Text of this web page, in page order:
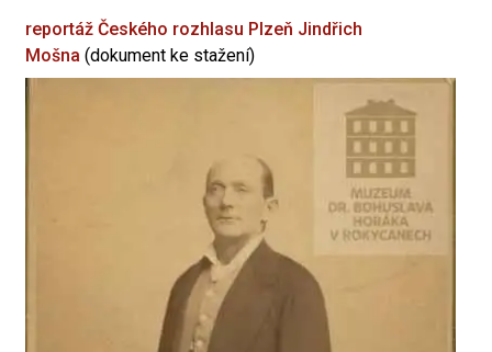
reportáž Českého rozhlasu Plzeň Jindřich
Mošna (dokument ke stažení)